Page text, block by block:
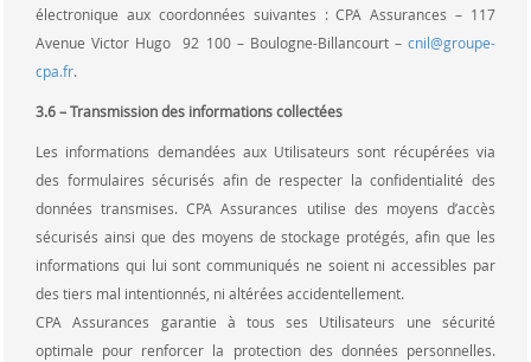
électronique aux coordonnées suivantes : CPA Assurances – 117
Avenue Victor Hugo 92 100 – Boulogne-Billancourt – cnil@groupe-
cpa.fr.
3.6 – Transmission des informations collectées
Les informations demandées aux Utilisateurs sont récupérées via
des formulaires sécurisés afin de respecter la confidentialité des
données transmises. CPA Assurances utilise des moyens d’accès
sécurisés ainsi que des moyens de stockage protégés, afin que les
informations qui lui sont communiqués ne soient ni accessibles par
des tiers mal intentionnés, ni altérées accidentellement.
CPA Assurances garantie à tous ses Utilisateurs une sécurité
optimale pour renforcer la protection des données personnelles.